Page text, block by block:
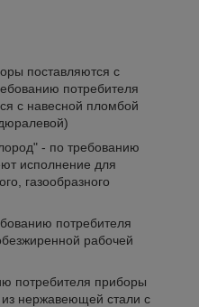
поставляются с
потребителя
с навесной пломбой
- по требованию
исполнение для
газообразного
потребителя
рабочей
потребителя приборы
из нержавеющей стали с